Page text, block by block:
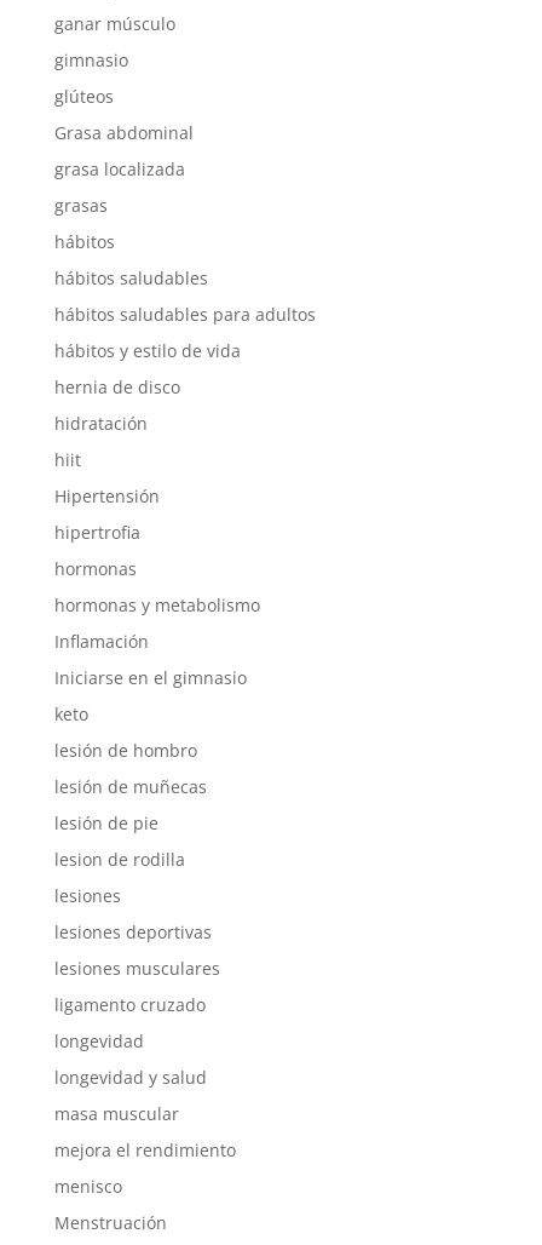
ganar músculo
gimnasio
glúteos
Grasa abdominal
grasa localizada
grasas
hábitos
hábitos saludables
hábitos saludables para adultos
hábitos y estilo de vida
hernia de disco
hidratación
hiit
Hipertensión
hipertrofia
hormonas
hormonas y metabolismo
Inflamación
Iniciarse en el gimnasio
keto
lesión de hombro
lesión de muñecas
lesión de pie
lesion de rodilla
lesiones
lesiones deportivas
lesiones musculares
ligamento cruzado
longevidad
longevidad y salud
masa muscular
mejora el rendimiento
menisco
Menstruación